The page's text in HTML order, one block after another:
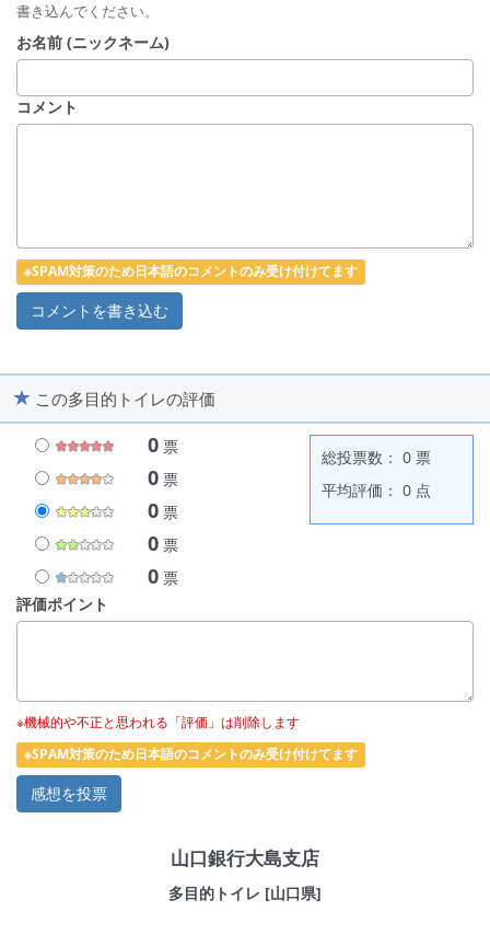
書き込んでください。
お名前 (ニックネーム)
コメント
※SPAM対策のため日本語のコメントのみ受け付けてます
この多目的トイレの評価
0 票
0 票
0 票
0 票
0 票
総投票数： 0 票
平均評価： 0 点
評価ポイント
※機械的や不正と思われる「評価」は削除します
※SPAM対策のため日本語のコメントのみ受け付けてます
山口銀行大島支店
多目的トイレ [山口県]